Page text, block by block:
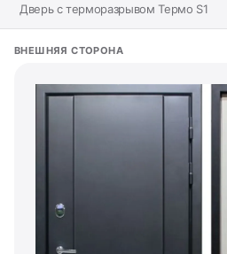
Дверь с терморазрывом Термо S1
ВНЕШНЯЯ СТОРОНА